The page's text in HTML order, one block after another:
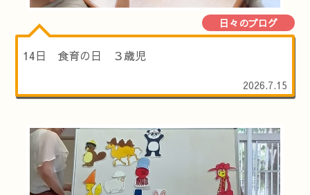
日々のブログ
14日 食育の日 ３歳児
2026.7.15